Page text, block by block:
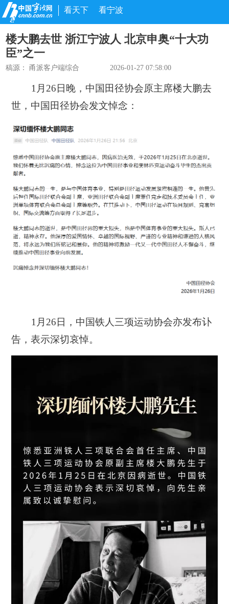
看天下 看宁波
楼大鹏去世 浙江宁波人 北京申奥“十大功
臣”之一
稿源： 甬派客户端综合 2026-01-27 07:58:00
1月26日晚，中国田径协会原主席楼大鹏去
世，中国田径协会发文悼念：
1月26日，中国铁人三项运动协会亦发布讣
告，表示深切哀悼。